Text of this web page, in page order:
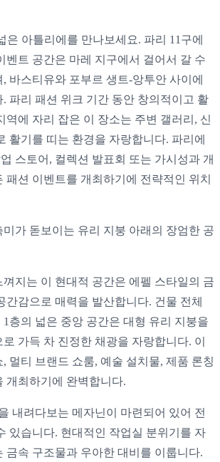
은 아틀리에를 만나보세요. 파리 11구에
벤트 공간은 마레 지구에서 걸어서 갈 수
바스티유와 포부르 생트-앙투안 사이에
. 파리 패션 위크 기간 동안 창의적이고 활
역에 자리 잡은 이 장소는 주변 갤러리, 신
활기를 띠는 환경을 자랑합니다. 파리에
스토어, 컬렉션 발표회 또는 가시성과 개
패션 이벤트를 개최하기에 전략적인 위치
가 돋보이는 유리 지붕 아래의 장엄한 공
껴지는 이 현대적 공간은 에펠 스타일의 금
간감으로 매력을 발산합니다. 건물 전체
층의 넓은 중앙 공간은 대형 유리 지붕을
가득 차 진정한 채광을 자랑합니다. 이
, 멀티 브랜드 쇼룸, 예술 설치물, 제품 론칭
개최하기에 완벽합니다.
내려다보는 메자닌이 마련되어 있어 전
있습니다. 현대적인 작업실 분위기를 자
금속 구조물과 우아한 대비를 이룹니다.